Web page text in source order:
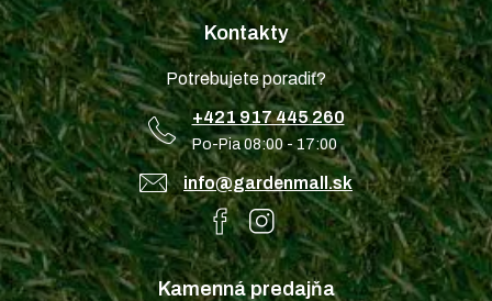
Kontakty
Potrebujete poradiť?
+421 917 445 260
Po-Pia 08:00 - 17:00
info@gardenmall.sk
Kamenná predajňa